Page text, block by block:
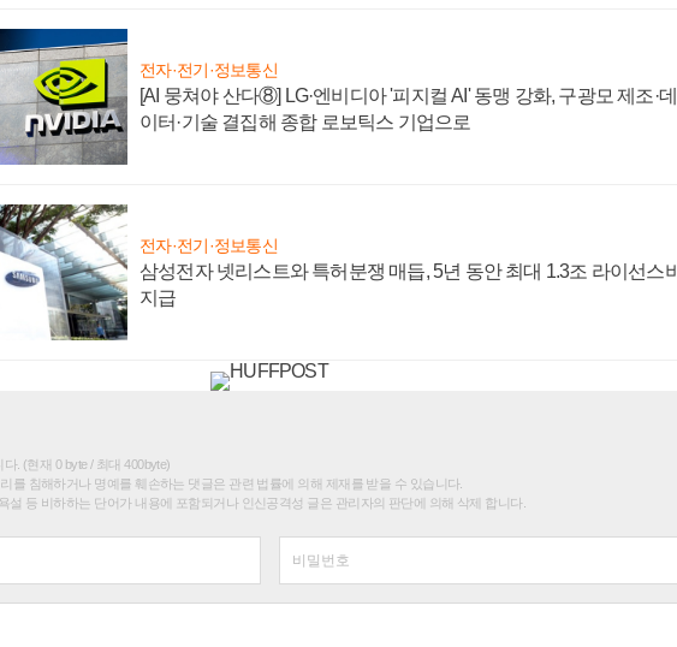
전자·전기·정보통신
[AI 뭉쳐야 산다⑧] LG·엔비디아 '피지컬 AI' 동맹 강화, 구광모 제조·데
이터·기술 결집해 종합 로보틱스 기업으로
전자·전기·정보통신
삼성전자 넷리스트와 특허분쟁 매듭, 5년 동안 최대 1.3조 라이선스비
지급
. (현재 0 byte / 최대 400byte)
를 침해하거나 명예를 훼손하는 댓글은 관련 법률에 의해 제재를 받을 수 있습니다.
설 등 비하하는 단어가 내용에 포함되거나 인신공격성 글은 관리자의 판단에 의해 삭제 합니다.